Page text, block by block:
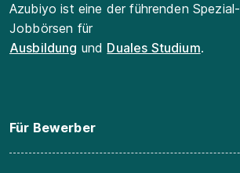
Azubiyo ist eine der führenden Spezial-
Jobbörsen für
Ausbildung und Duales Studium.
Für Bewerber